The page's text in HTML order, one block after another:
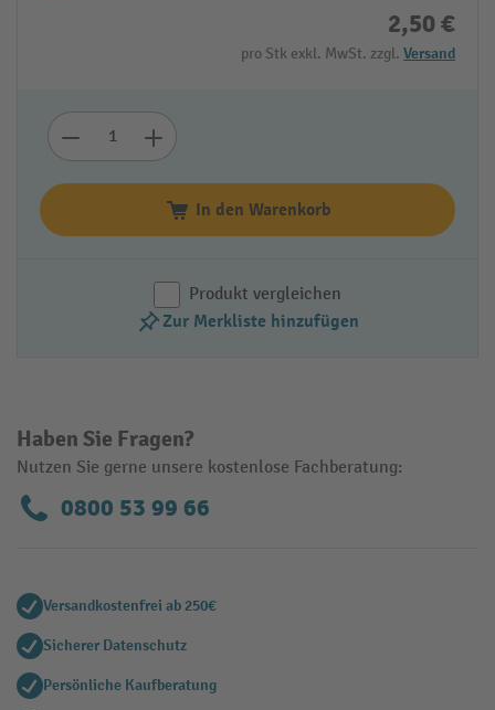
2,50 €
pro Stk exkl. MwSt. zzgl. Versand
In den Warenkorb
Produkt vergleichen
Zur Merkliste hinzufügen
Haben Sie Fragen?
Nutzen Sie gerne unsere kostenlose Fachberatung:
0800 53 99 66
Versandkostenfrei ab 250€
Sicherer Datenschutz
Persönliche Kaufberatung